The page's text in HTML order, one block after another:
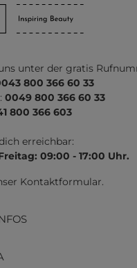
unter der gratis
800 366 60 33
0049 800 366 60 33
800 366 603
erreichbar:
09:00 - 17:00 Uhr.
Kontaktformular.